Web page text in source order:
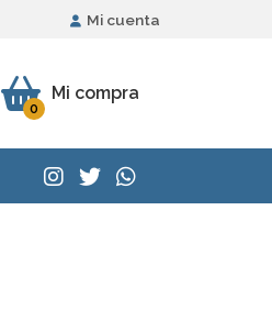
Mi cuenta
Mi compra
0